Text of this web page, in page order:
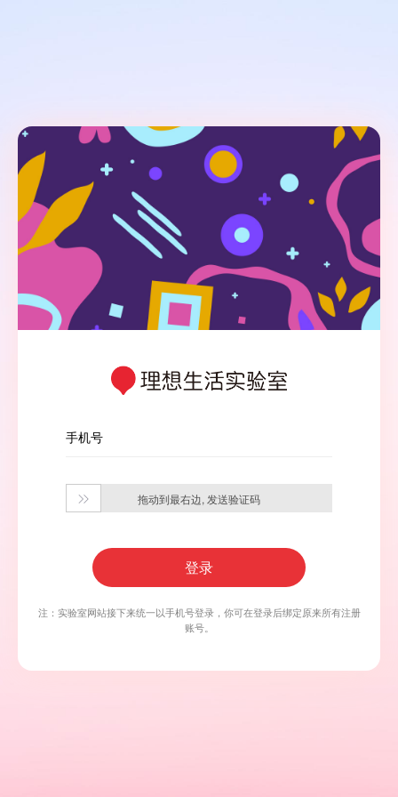
手机号
 拖动到最右边, 发送验证码
登录
注：实验室网站接下来统一以手机号登录，你可在登录后绑定原来所有注册
账号。